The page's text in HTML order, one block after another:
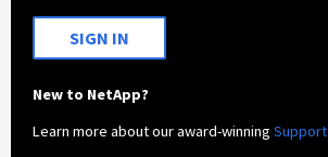
SIGN IN
New to NetApp?
Learn more about our award-winningSupport